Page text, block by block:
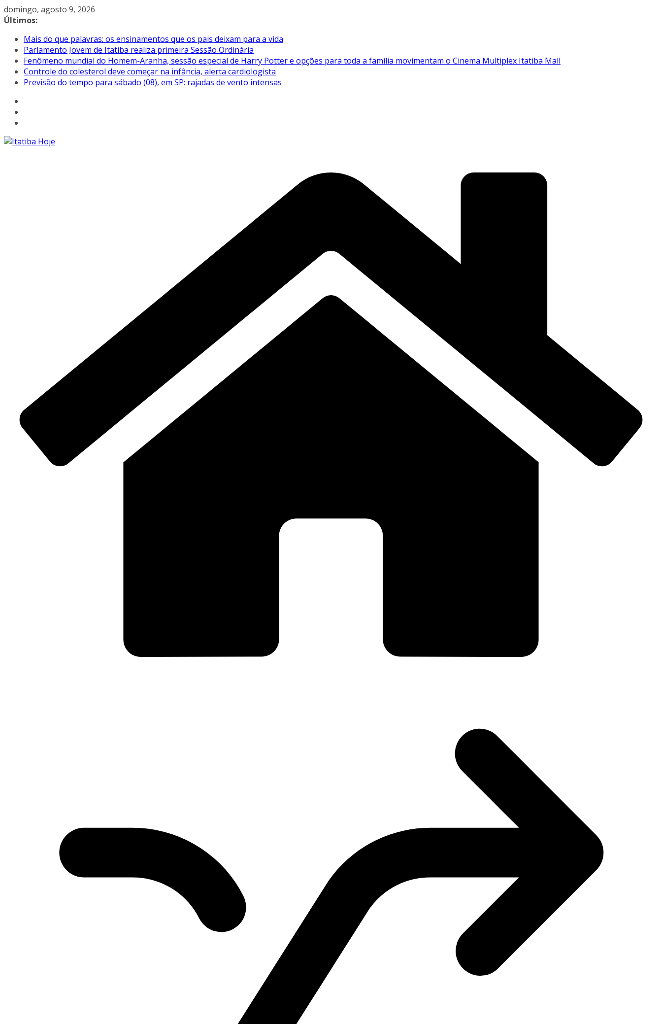
Pular
para
conteúdo
domingo, agosto 9, 2026
Últimos:
Mais do que palavras: os ensinamentos que os pais deixam para a vida
Parlamento Jovem de Itatiba realiza primeira Sessão Ordinária
Fenômeno mundial do Homem-Aranha, sessão especial de Harry Potter e opções para toda a família movimentam o Cinema Multiplex Itatiba Mall
Controle do colesterol deve começar na infância, alerta cardiologista
Previsão do tempo para sábado (08), em SP: rajadas de vento intensas